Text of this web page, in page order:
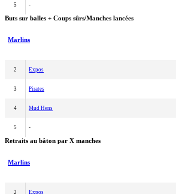
5 -
Buts sur balles + Coups sûrs/Manches lancées
Marlins
2 Expos
3 Pirates
4 Mud Hens
5 -
Retraits au bâton par X manches
Marlins
2 Expos